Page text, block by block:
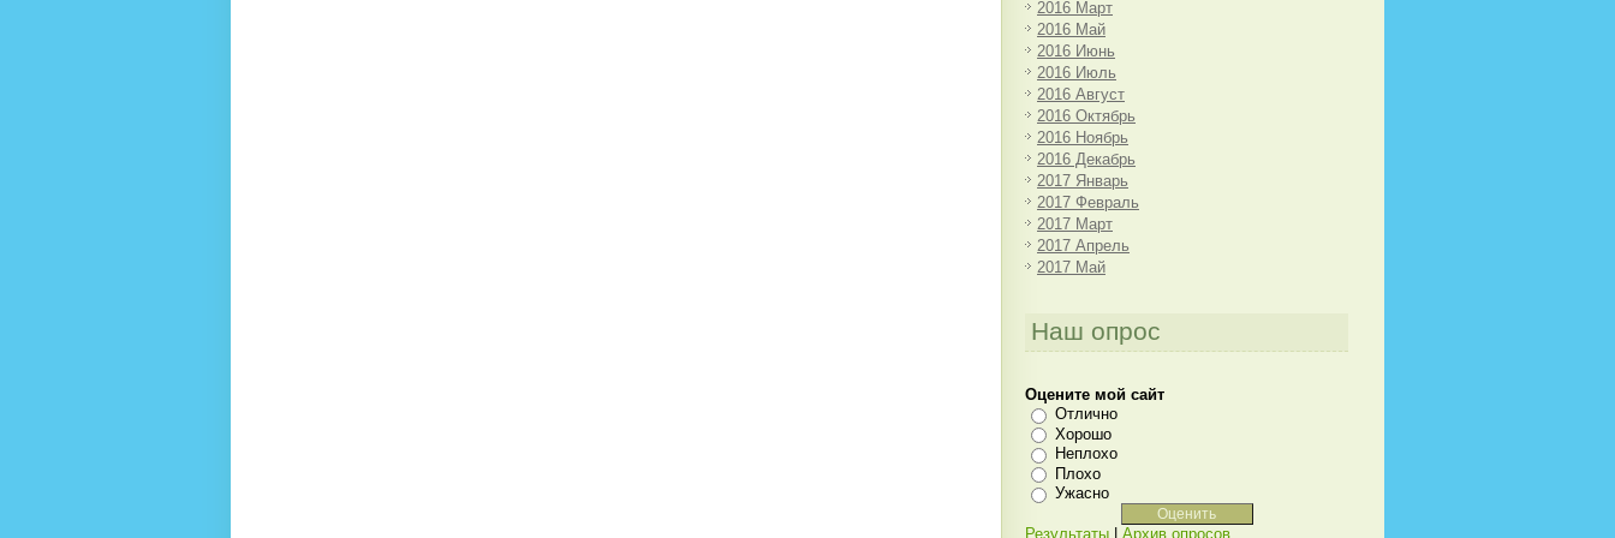
2016 Март
2016 Май
2016 Июнь
2016 Июль
2016 Август
2016 Октябрь
2016 Ноябрь
2016 Декабрь
2017 Январь
2017 Февраль
2017 Март
2017 Апрель
2017 Май
Наш опрос
Оцените мой сайт
Отлично
Хорошо
Неплохо
Плохо
Ужасно
Результаты Архив опросов